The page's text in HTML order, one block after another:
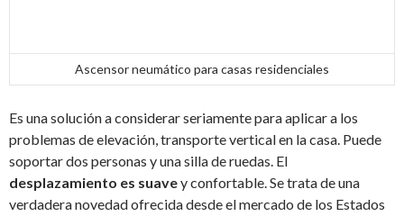
Ascensor neumático para casas residenciales
Es una solución a considerar seriamente para aplicar a los
problemas de elevación, transporte vertical en la casa. Puede
soportar dos personas y una silla de ruedas. El
desplazamiento es suavey confortable. Se trata de una
verdadera novedad ofrecida desde el mercado de los Estados